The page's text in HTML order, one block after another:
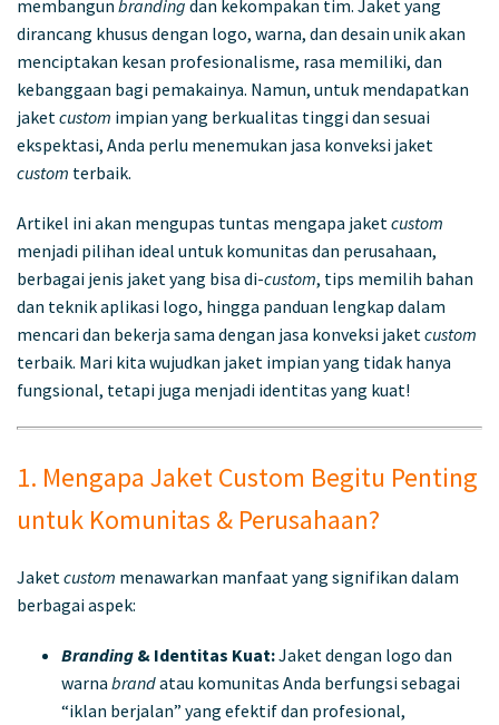
membangun branding dan kekompakan tim. Jaket yang
dirancang khusus dengan logo, warna, dan desain unik akan
menciptakan kesan profesionalisme, rasa memiliki, dan
kebanggaan bagi pemakainya. Namun, untuk mendapatkan
jaket custom impian yang berkualitas tinggi dan sesuai
ekspektasi, Anda perlu menemukan jasa konveksi jaket
custom terbaik.
Artikel ini akan mengupas tuntas mengapa jaket custom
menjadi pilihan ideal untuk komunitas dan perusahaan,
berbagai jenis jaket yang bisa di-custom, tips memilih bahan
dan teknik aplikasi logo, hingga panduan lengkap dalam
mencari dan bekerja sama dengan jasa konveksi jaket custom
terbaik. Mari kita wujudkan jaket impian yang tidak hanya
fungsional, tetapi juga menjadi identitas yang kuat!
1. Mengapa Jaket Custom Begitu Penting
untuk Komunitas & Perusahaan?
Jaket custom menawarkan manfaat yang signifikan dalam
berbagai aspek:
Branding & Identitas Kuat:Jaket dengan logo dan
warna brandatau komunitas Anda berfungsi sebagai
“iklan berjalan” yang efektif dan profesional,